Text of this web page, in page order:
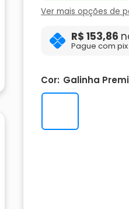
Cor: Galinha
Ver mais opções de
R$ 153,86
Pague com